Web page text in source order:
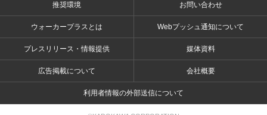
推奨環境 お問い合わせ
ウォーカープラスとは Webプッシュ通知について
プレスリリース・情報提供 媒体資料
広告掲載について 会社概要
利用者情報の外部送信について